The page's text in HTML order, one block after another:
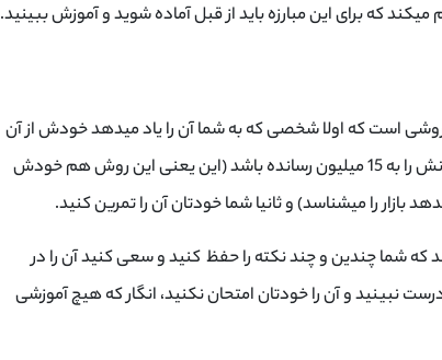
که برای این مبارزه باید از قبل آماده شوید و آموزش ببینید.
است که اولا شخصی که به شما آن را یاد میدهد خودش از آن
روش قبلا استفاده کرده باشد و مثلا 10 میلیونش را به 15 میلیون رسانده باشد (این یعنی این روش هم خودش
را میشناسد) و ثانیا شما خودتان آن را تمرین کنید.
شما چندین و چند نکته را حفظ کنید و سعی کنید آن را در
نبینید و آن را خودتان امتحان نکنید، انگار که هیچ آموزشی